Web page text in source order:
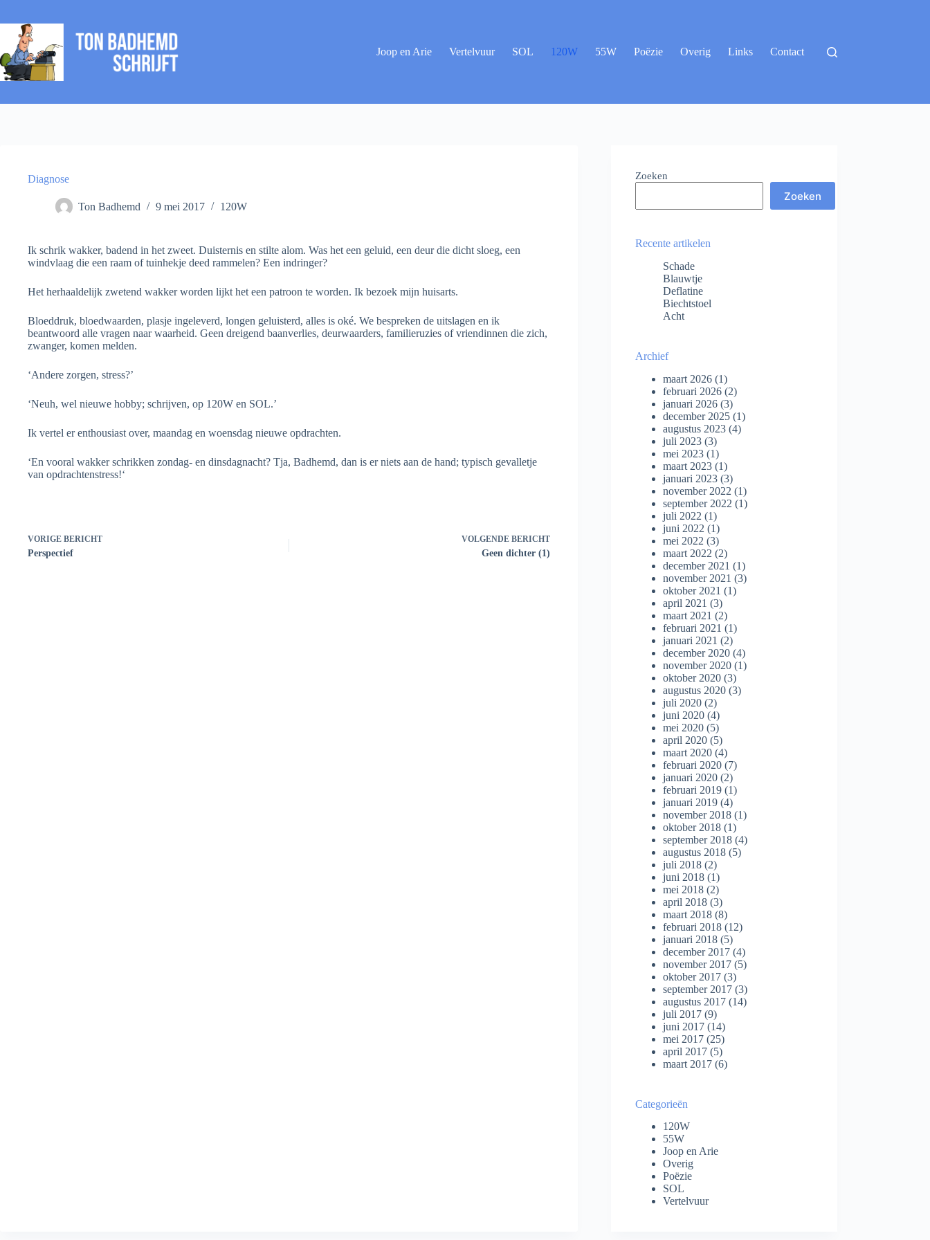
inhoud
Joop en Arie Vertelvuur SOL 120W 55W Poëzie Overig Links Contact
Diagnose
Ton Badhemd 9 mei 2017 120W
Ik schrik wakker, badend in het zweet. Duisternis en stilte alom. Was het een geluid, een deur die dicht sloeg, een
windvlaag die een raam of tuinhekje deed rammelen? Een indringer?
Het herhaaldelijk zwetend wakker worden lijkt het een patroon te worden. Ik bezoek mijn huisarts.
Bloeddruk, bloedwaarden, plasje ingeleverd, longen geluisterd, alles is oké. We bespreken de uitslagen en ik
beantwoord alle vragen naar waarheid. Geen dreigend baanverlies, deurwaarders, familieruzies of vriendinnen die zich,
zwanger, komen melden.
‘Andere zorgen, stress?’
‘Neuh, wel nieuwe hobby; schrijven, op 120W en SOL.’
Ik vertel er enthousiast over, maandag en woensdag nieuwe opdrachten.
‘En vooral wakker schrikken zondag- en dinsdagnacht? Tja, Badhemd, dan is er niets aan de hand; typisch gevalletje
van opdrachtenstress!‘
VORIGE BERICHT
Perspectief
VOLGENDE BERICHT
Geen dichter (1)
Zoeken
Zoeken
Recente artikelen
Schade
Blauwtje
Deflatine
Biechtstoel
Acht
Archief
maart 2026 (1)
februari 2026 (2)
januari 2026 (3)
december 2025 (1)
augustus 2023 (4)
juli 2023 (3)
mei 2023 (1)
maart 2023 (1)
januari 2023 (3)
november 2022 (1)
september 2022 (1)
juli 2022 (1)
juni 2022 (1)
mei 2022 (3)
maart 2022 (2)
december 2021 (1)
november 2021 (3)
oktober 2021 (1)
april 2021 (3)
maart 2021 (2)
februari 2021 (1)
januari 2021 (2)
december 2020 (4)
november 2020 (1)
oktober 2020 (3)
augustus 2020 (3)
juli 2020 (2)
juni 2020 (4)
mei 2020 (5)
april 2020 (5)
maart 2020 (4)
februari 2020 (7)
januari 2020 (2)
februari 2019 (1)
januari 2019 (4)
november 2018 (1)
oktober 2018 (1)
september 2018 (4)
augustus 2018 (5)
juli 2018 (2)
juni 2018 (1)
mei 2018 (2)
april 2018 (3)
maart 2018 (8)
februari 2018 (12)
januari 2018 (5)
december 2017 (4)
november 2017 (5)
oktober 2017 (3)
september 2017 (3)
augustus 2017 (14)
juli 2017 (9)
juni 2017 (14)
mei 2017 (25)
april 2017 (5)
maart 2017 (6)
Categorieën
120W
55W
Joop en Arie
Overig
Poëzie
SOL
Vertelvuur